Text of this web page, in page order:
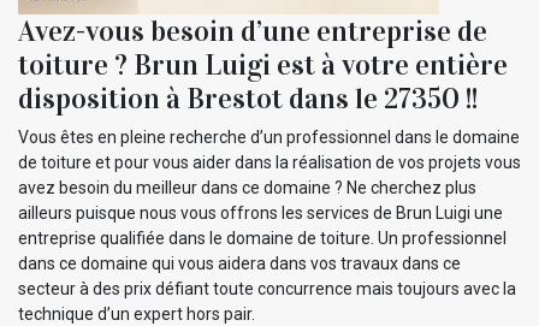
Avez-vous besoin d’une entreprise de
toiture ? Brun Luigi est à votre entière
disposition à Brestot dans le 27350 !!
Vous êtes en pleine recherche d’un professionnel dans le domaine
de toiture et pour vous aider dans la réalisation de vos projets vous
avez besoin du meilleur dans ce domaine ? Ne cherchez plus
ailleurs puisque nous vous offrons les services de Brun Luigi une
entreprise qualifiée dans le domaine de toiture. Un professionnel
dans ce domaine qui vous aidera dans vos travaux dans ce
secteur à des prix défiant toute concurrence mais toujours avec la
technique d’un expert hors pair.